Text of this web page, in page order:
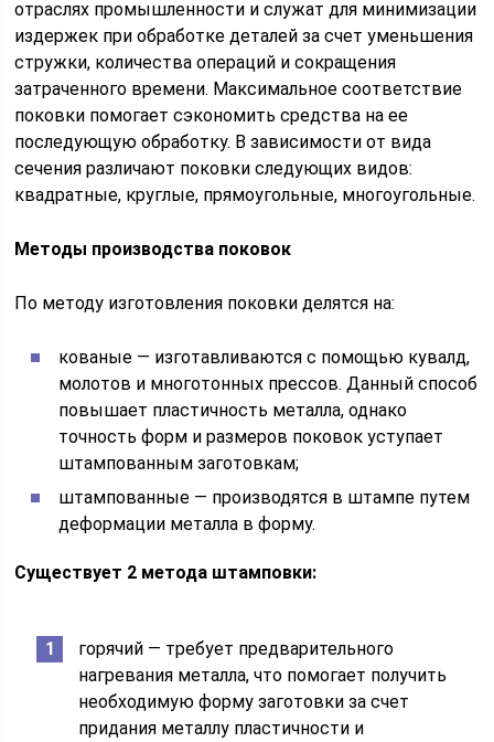
отраслях промышленности и служат для минимизации
издержек при обработке деталей за счет уменьшения
стружки, количества операций и сокращения
затраченного времени. Максимальное соответствие
поковки помогает сэкономить средства на ее
последующую обработку. В зависимости от вида
сечения различают поковки следующих видов:
квадратные, круглые, прямоугольные, многоугольные.
Методы производства поковок
По методу изготовления поковки делятся на:
кованые — изготавливаются с помощью кувалд,
молотов и многотонных прессов. Данный способ
повышает пластичность металла, однако
точность форм и размеров поковок уступает
штампованным заготовкам;
штампованные — производятся в штампе путем
деформации металла в форму.
Существует 2 метода штамповки:
горячий — требует предварительного
нагревания металла, что помогает получить
необходимую форму заготовки за счет
придания металлу пластичности и